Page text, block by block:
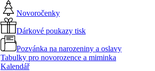
Novoročenky
Dárkové poukazy tisk
Pozvánka na narozeniny a oslavy
Tabulky pro novorozence a miminka
Kalendář